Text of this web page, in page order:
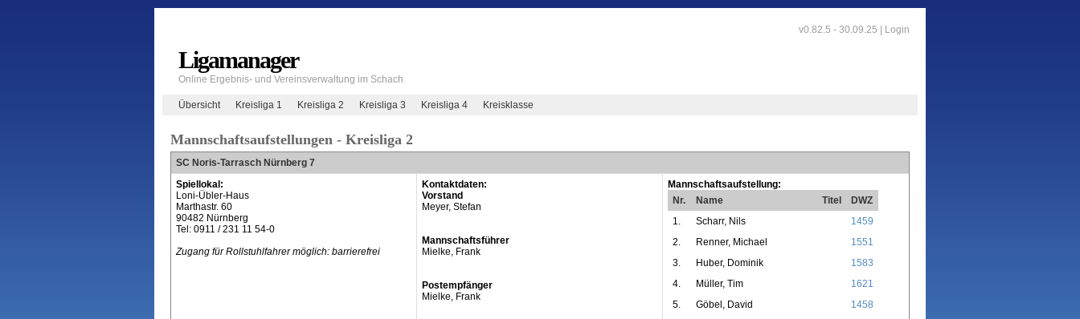
v0.82.5 - 30.09.25 | Login
Ligamanager
Online Ergebnis- und Vereinsverwaltung im Schach
Übersicht Kreisliga 1 Kreisliga 2 Kreisliga 3 Kreisliga 4 Kreisklasse
Mannschaftsaufstellungen - Kreisliga 2
SC Noris-Tarrasch Nürnberg 7
Spiellokal:
Loni-Übler-Haus
Marthastr. 60
90482 Nürnberg
Tel: 0911 / 231 11 54-0
Zugang für Rollstuhlfahrer möglich: barrierefrei
Kontaktdaten:
Vorstand
Meyer, Stefan
Mannschaftsführer
Mielke, Frank
Postempfänger
Mielke, Frank
Mannschaftsaufstellung:
Nr.
Name Titel
DWZ
1.
Scharr, Nils
1459
2.
Renner, Michael
1551
3.
Huber, Dominik
1583
4.
Müller, Tim
1621
5.
Göbel, David
1458